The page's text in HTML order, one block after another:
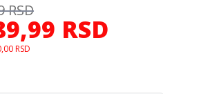
RSD
RSD
RSD